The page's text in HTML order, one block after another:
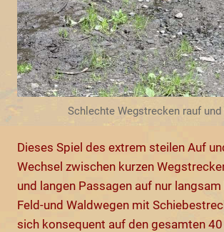
Schlechte Wegstrecken rauf und
Dieses Spiel des extrem steilen Auf
Wechsel zwischen kurzen
und langen Passagen auf nur
Feld-und Waldwegen mit
sich konsequent auf den gesamten